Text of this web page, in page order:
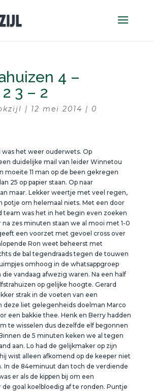
4 –
3 – 2
| 12 mei 2014 | 0
was het weer ouderwets. Op
duidelijke mail van leider Winnetou
moeite 11 man op de been gekregen
25 op papier staan. Op naar
maar. Lekker weertje met veel regen,
potje om helemaal niets. Met een door
team was het in het begin even zoeken
na zes minuten staan we al mooi met 1-0
een voorzet met gevoel cross over
Ron weet beheerst met
de bal tegendraads tegen de touwen
omhoog in de whatsappgroep
vandaag afwezig waren. Na een half
op gelijke hoogte. Gerard
strak in de voeten van een
deze liet gelegenheids doelman Marco
een bakkie thee. Henk en Berry hadden
te wisselen dus dezelfde elf begonnen
de 5 minuten keken we al tegen
aan. Lo had de gelijkmaker op zijn
wist alleen afkomend op de keeper niet
In de 84eminuut dan toch de verdiende
er als de kippen bij om een
goal koelbloedig af te ronden. Puntje